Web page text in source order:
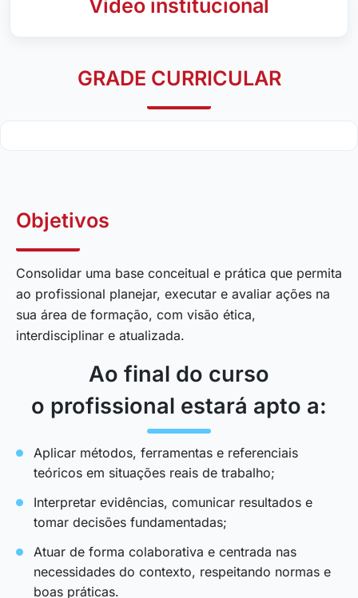
Vídeo institucional
GRADE CURRICULAR
Objetivos
Consolidar uma base conceitual e prática que permita
ao profissional planejar, executar e avaliar ações na
sua área de formação, com visão ética,
interdisciplinar e atualizada.
Ao final do curso
o profissional estará apto a:
Aplicar métodos, ferramentas e referenciais
teóricos em situações reais de trabalho;
Interpretar evidências, comunicar resultados e
tomar decisões fundamentadas;
Atuar de forma colaborativa e centrada nas
necessidades do contexto, respeitando normas e
boas práticas.